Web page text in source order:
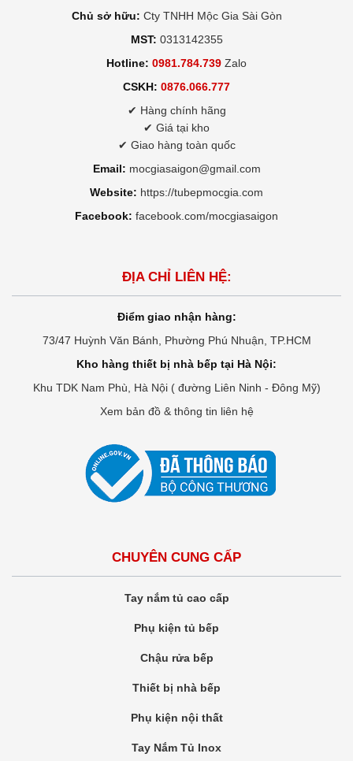
Chủ sở hữu: Cty TNHH Mộc Gia Sài Gòn
MST: 0313142355
Hotline: 0981.784.739 Zalo
CSKH: 0876.066.777
✔ Hàng chính hãng
✔ Giá tại kho
✔ Giao hàng toàn quốc
Email: mocgiasaigon@gmail.com
Website: https://tubepmocgia.com
Facebook: facebook.com/mocgiasaigon
ĐỊA CHỈ LIÊN HỆ:
Điểm giao nhận hàng:
73/47 Huỳnh Văn Bánh, Phường Phú Nhuận, TP.HCM
Kho hàng thiết bị nhà bếp tại Hà Nội:
Khu TDK Nam Phù, Hà Nội ( đường Liên Ninh - Đông Mỹ)
Xem bản đồ & thông tin liên hệ
CHUYÊN CUNG CẤP
Tay nắm tủ cao cấp
Phụ kiện tủ bếp
Chậu rửa bếp
Thiết bị nhà bếp
Phụ kiện nội thất
Tay Nắm Tủ Inox